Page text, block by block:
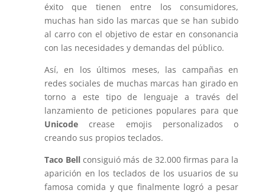
éxito que tienen entre los consumidores,
muchas han sido las marcas que se han subido
al carro con el objetivo de estar en consonancia
con las necesidades y demandas del público.
Así, en los últimos meses, las campañas en
redes sociales de muchas marcas han girado en
torno a este tipo de lenguaje a través del
lanzamiento de peticiones populares para que
Unicodecrease emojis personalizados o
creando sus propios teclados.
Taco Bellconsiguió más de 32.000 firmas para la
aparición en los teclados de los usuarios de su
famosa comida y que finalmente logró a pesar